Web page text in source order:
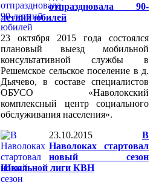
отпраздновала 90-
летний юбилей
23 октября 2015 года состоялся
плановый выезд мобильной
консультативной службы в
Решемское сельское поселение в д.
Дьячево, в составе специалистов
ОБУСО «Наволокский
комплексный центр социального
обслуживания населения».
23.10.2015
В
Наволоках стартовал
новый сезон
Школьной лиги КВН